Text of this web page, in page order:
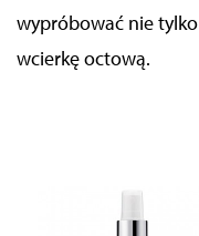
wypróbować nie
wcierkę octową.